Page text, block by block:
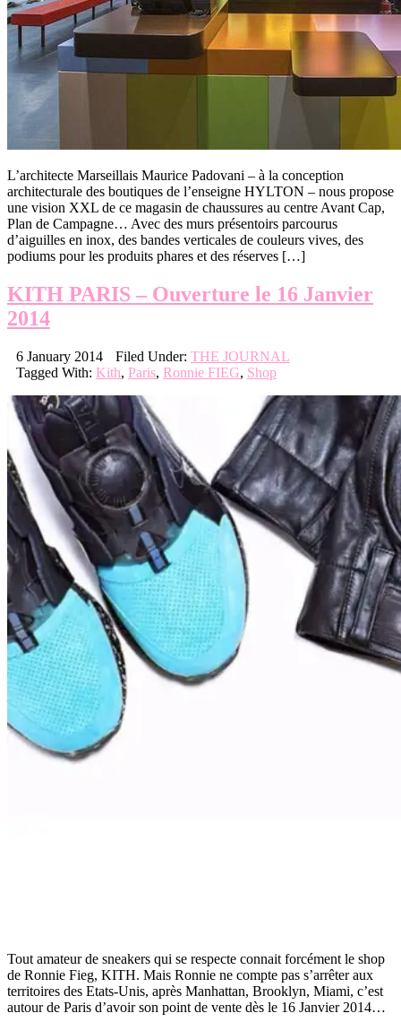
L’architecte Marseillais Maurice Padovani – à la conception
architecturale des boutiques de l’enseigne HYLTON – nous propose
une vision XXL de ce magasin de chaussures au centre Avant Cap,
Plan de Campagne… Avec des murs présentoirs parcourus
d’aiguilles en inox, des bandes verticales de couleurs vives, des
podiums pour les produits phares et des réserves […]
KITH PARIS – Ouverture le 16 Janvier
2014
6 January 2014 Filed Under: THE JOURNAL
Tagged With: Kith, Paris, Ronnie FIEG, Shop
Tout amateur de sneakers qui se respecte connait forcément le shop
de Ronnie Fieg, KITH. Mais Ronnie ne compte pas s’arrêter aux
territoires des Etats-Unis, après Manhattan, Brooklyn, Miami, c’est
autour de Paris d’avoir son point de vente dès le 16 Janvier 2014…